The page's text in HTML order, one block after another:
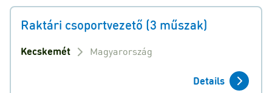
Raktári csoportvezető (3 műszak)
Kecskemét Magyarország
Details